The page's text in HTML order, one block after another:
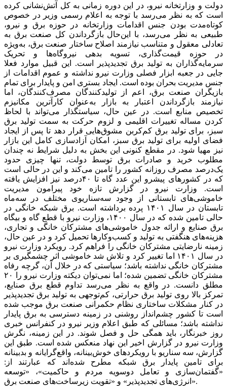
دولت و وزارتخانه نیرو، در این دوره زمانی به کل آتش‌‌‌نشانی کرده
است که به نظر می‌رسد با توجه به اعلام رسمی وزیر در خصوص
کوتاه‌‌‌مدت بودن جنس اقدامات وزارتخانه در حوزه برق و نیرو،
طبیعی به نظر می‌رسد، با این‌حال بازگرداندن کل صنعت برق به
تعادلی معقول و متناسب نیازمند اصلاح ساختار صنعت برق، به‌ویژه
در حوزه قیمت‌گذاری، تسویه بدهی نیروگاه‌ها و تحریک
سرمایه‌گذاران به تولید برق تجدیدپذیر است. این قبیل موارد فعلا
جایی در جعبه ابزار فصلی وزارت نیرو نداشته و عموم اقدامات از
جنس مدیریت بحران بوده است. ایجاد بستری امن و پایدار برای تمام
بازیگران صنعت برق، اعم از تولیدکنندگان مصرف‌کنندگان، اما
نیازمند بازگرداندن اعتبار به بازار به‌عنوان کارآترین مکانیزم
تخصیص منابع است. در عین حال، سیاستگذار می‌‌‌تواند با لحاظ
کردن مساله تغییرات اقلیمی و لزوم حرکت به سمت تولید برق
سبز، برای تولید برق کم‌کربن مشوق‌‌‌هایی قرار دهد تا پس از ایجاد
فضای اولیه برای تولید برق سبز، امکان آزادسازی کامل این بازار
نیز مهیا شود. در مقطع کنونی این بخش به دلیل شرایط نه چندان
مطلوب خرید و صادرات برق توسط دولت، تنها چیزی حدود
یک‌درصد مصرف روزانه کشور را تامین می‌کند و این در حالی است
که در کشورهای پیشرو این عدد گاه تا ۴۰‌درصد نیز افزایش یافته
است. وزارت نیرو در گزارش تازه خود پیرامون مدیریت
خاموشی‌‌‌های تابستانی از وجود سه‌سناریوی مختلف در سه‌ماه
تابستان در سال ۱۴۰۱ پرده برداشته است. برق شبکه خانگی در
حالی تامین شده که در سال ۱۴۰۰، وزارت نیرو با قطع گاه و بیگاه
برق صنایع و ارائه جدول خاموشی‌‌‌های مشترکان خانگی و تجاری،
هزینه‌‌‌های هنگفتی به تولید و کسب‌وکارها تحمیل کرد و در عین حال،
زمینه نارضایتی مشترکان خانگی را فراهم کرد. رویکرد وزارت نیرو
در سال ۱۴۰۱ اما تغییر کرد و تلاش شد خاموشی اثر چشمگیری بر
مشترکان خانگی نداشته باشد؛ سیاستی که در خلال آن، گرچه رفاه
مشترکان خانگی تضمین شده؛ اما نمی‌‌‌توان دیکته وزارت نیرو را ۲۰
مطلق دانست. در واقع به نظر می‌رسد تداوم قطع برق صنایع،
تمرکز بالا روی تولید برق حرارتی، کم‌‌‌توجهی به تولید برق تجدیدپذیر
در کنار مشکلات ساختاری نظام حکمرانی صنعت برق موجب شده
است تا کشور چشم‌‌‌انداز روشنی در زمینه دسترسی به برق پایدار
نداشته باشد؛ مسائلی که طبق اعلام وزیر نیرو در کنفرانس خبری
روز خبرنگار، باید همگی حل و فصل شوند. در این زمینه، نگرش
وزارت نیرو در گزارش اخیر این نهاد منعکس شده است. طبق این
گزارش، سه سناریو با رویکردهای خوش‌بینانه، واقع‌‌‌گرایانه و بدبینانه
برای تامین پایدار برق شبکه مطرح شده‌اند که عبارتند از:
«گفتمان‌سازی و تعامل دوسویه مردم و حاکمیت»، «توسعه
انرژی‌‌‌های تجدیدپذیر» و «تقویت زیرساخت‌‌‌های صنعت برق».